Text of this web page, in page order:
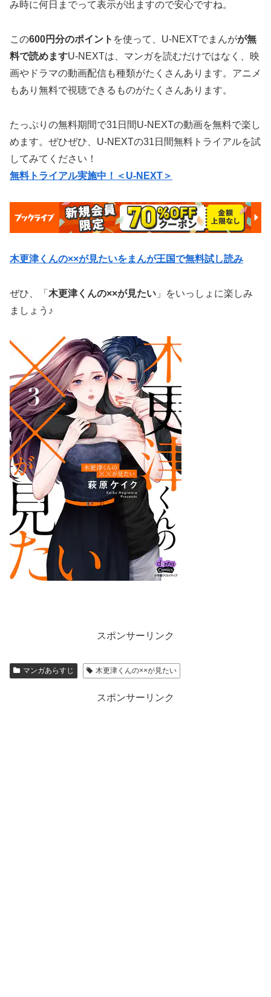
み時に何日までって表示が出ますので安心ですね。
この600円分のポイント を使って、U-NEXTでまんがが無
料で読めますU-NEXTは、マンガを読むだけではなく、映
画やドラマの動画配信も種類がたくさんあります。アニメ
もあり無料で視聴できるものがたくさんあります。
たっぷりの無料期間で31日間U-NEXTの動画を無料で楽し
めます。ぜひぜひ、U-NEXTの31日間無料トライアルを試
してみてください！
無料トライアル実施中！＜U-NEXT＞
木更津くんの××が見たいをまんが王国で無料試し読み
ぜひ、「 木更津くんの××が見たい 」をいっしょに楽しみ
ましょう♪
スポンサーリンク
マンガあらすじ 木更津くんの××が見たい
スポンサーリンク